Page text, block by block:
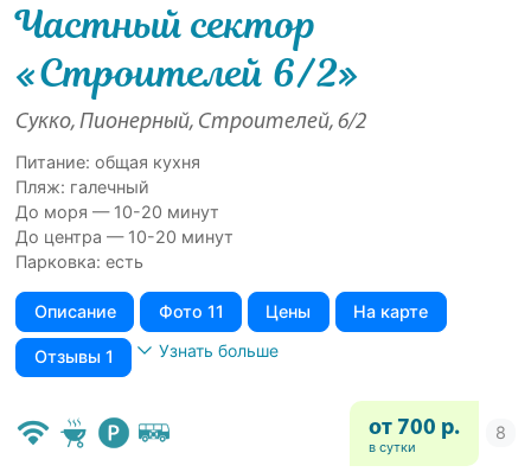
Частный сектор
«Строителей 6/2»
Сукко, Пионерный, Строителей, 6/2
Питание: общая кухня
Пляж: галечный
До моря — 10-20 минут
До центра — 10-20 минут
Парковка: есть
Описание Фото 11 Цены На карте
Отзывы 1 Узнать больше
от 700 р.
в сутки